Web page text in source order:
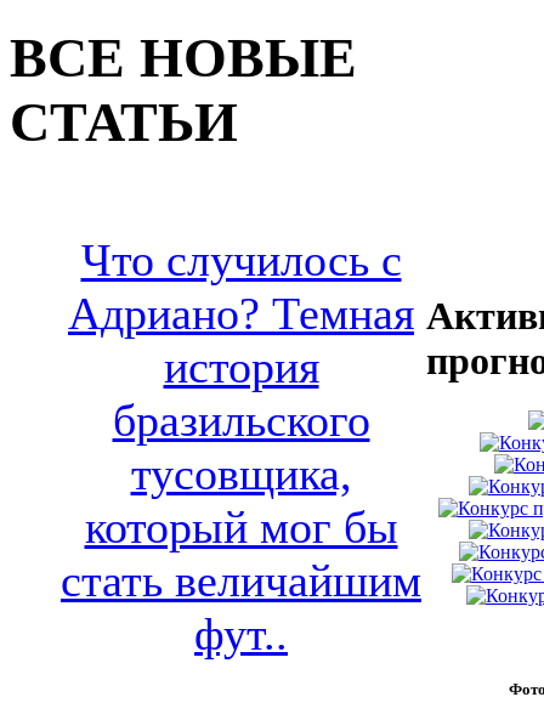
ВСЕ НОВЫЕ
СТАТЬИ
Что случилось с
Адриано? Темная
история
бразильского
тусовщика,
который мог бы
стать величайшим
фут..